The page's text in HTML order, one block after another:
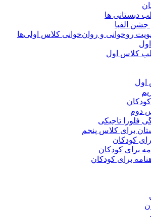
دبستانی ها
جشن الفبا
کلاس اول
اول
دوم
فلورا تاجیکی
برای کلاس پنجم
کودکان
برای کودکان
برای کودکان